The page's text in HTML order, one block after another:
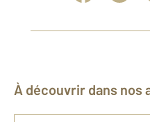
À découvrir dans